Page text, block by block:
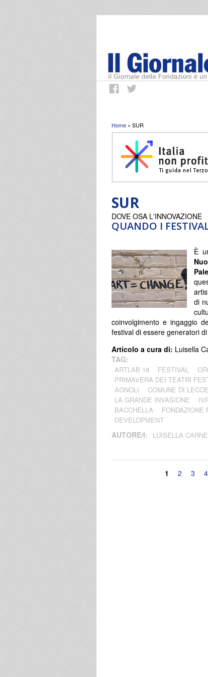
Tu sei qui
Home » SUR
SUR
QUANDO I
DOVE OSA L'INNOVAZIONE
È
di
coinvolgimento e ingaggio
festival di essere generatori
Articolo a cura di: Luisella
TAG:
ARTLAB 18 FESTIVAL
PRIMAVERA DEI TEATRI
AGNOLI
COMUNE DI LECCE
LA GRANDE INVASIONE
BACCHELLA
FONDAZIONE
DEVELOPMENT
AUTORE/I: LUISELLA
1 2 3 4